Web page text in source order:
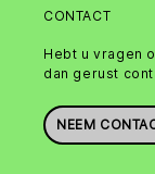
CONTACT
Hebt u vragen
dan gerust
NEEM